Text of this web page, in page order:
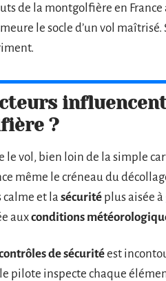
de la montgolfière en
le socle d’un vol maîtrisé.
?
le vol, bien loin de la simple
même le créneau du
calme et la sécurité plus aisée
auxconditions
de sécuritéest
pilote inspecte chaque